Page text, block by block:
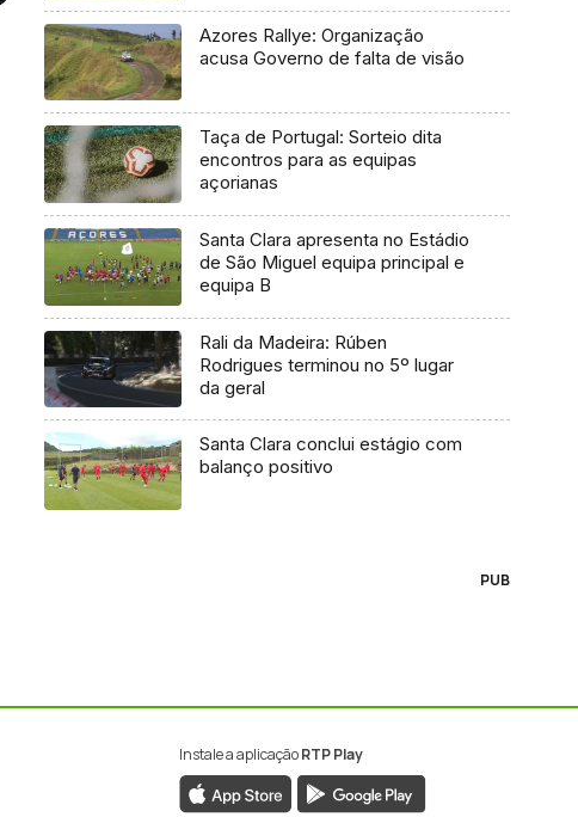
Azores Rallye: Organização
acusa Governo de falta de visão
Taça de Portugal: Sorteio dita
encontros para as equipas
açorianas
Santa Clara apresenta no Estádio
de São Miguel equipa principal e
equipa B
Rali da Madeira: Rúben
Rodrigues terminou no 5º lugar
da geral
Santa Clara conclui estágio com
balanço positivo
PUB
Instale a aplicaçãoRTP Play